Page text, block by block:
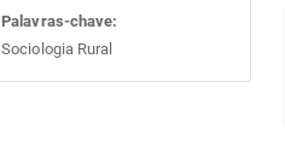
Palavras-chave:
Sociologia Rural